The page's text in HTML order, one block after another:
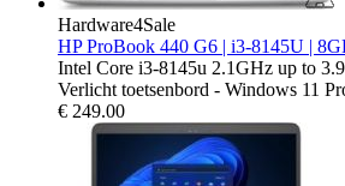
Hardware4Sale
HP ProBook 440 G6 | i3-8145U |
Intel Core i3-8145u 2.1GHz up to
Verlicht toetsenbord - Windows 11
€ 249.00